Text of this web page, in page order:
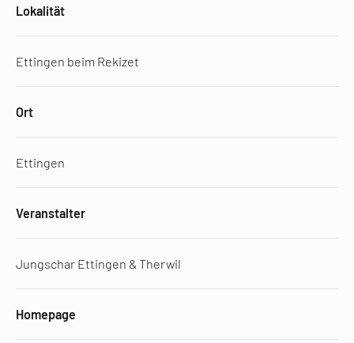
Lokalität
Ettingen beim Rekizet
Ort
Ettingen
Veranstalter
Jungschar Ettingen & Therwil
Homepage